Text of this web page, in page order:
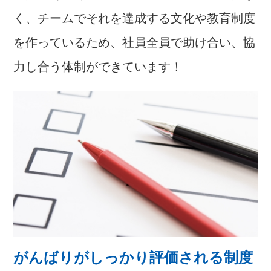
く、チームでそれを達成する文化や教育制度
を作っているため、社員全員で助け合い、協
力し合う体制ができています！
がんばりがしっかり評価される制度